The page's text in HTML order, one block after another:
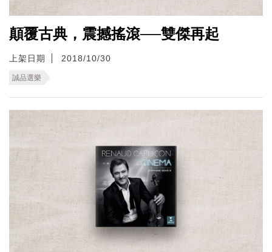
顛覆古典，震撼搖滾──雙傑再起
上架日期 2018/10/30
誠品選樂